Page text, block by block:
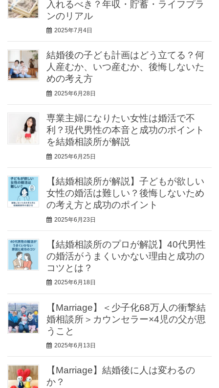
入れるべき？年収・貯蓄・ライフプラ
ンのリアル
2025年7月4日
結婚後の子ども計画はどう立てる？何
人産むか、いつ産むか、後悔しないた
めの考え方
2025年6月28日
専業主婦になりたい女性は婚活で不
利？現代男性の本音と成功のポイント
を結婚相談所が解説
2025年6月25日
【結婚相談所が解説】子どもが欲しい
女性の婚活は難しい？後悔しないため
の考え方と成功のポイント
2025年6月23日
【結婚相談所のプロが解説】40代男性
の婚活がうまくいかない理由と成功の
コツとは？
2025年6月18日
【Marriage】＜少子化68万人の衝撃結
婚相談所＞カウンセラー×4児の父が思
うこと
2025年6月13日
【Marriage】結婚後に人は変わるの
か？